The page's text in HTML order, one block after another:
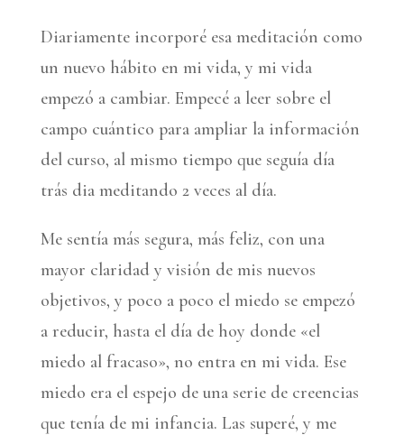
Diariamente incorporé esa meditación como
un nuevo hábito en mi vida, y mi vida
empezó a cambiar. Empecé a leer sobre el
campo cuántico para ampliar la información
del curso, al mismo tiempo que seguía día
trás dia meditando 2 veces al día.
Me sentía más segura, más feliz, con una
mayor claridad y visión de mis nuevos
objetivos, y poco a poco el miedo se empezó
a reducir, hasta el día de hoy donde «el
miedo al fracaso», no entra en mi vida. Ese
miedo era el espejo de una serie de creencias
que tenía de mi infancia. Las superé, y me